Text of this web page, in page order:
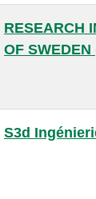
RESEARCH
OF SWEDEN
S3d